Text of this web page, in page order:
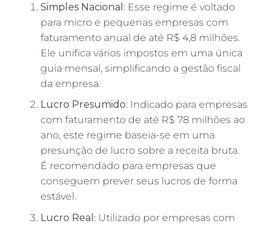
Simples Nacional : Esse regime é voltado
para micro e pequenas empresas com
faturamento anual de até R$ 4,8 milhões.
Ele unifica vários impostos em uma única
guia mensal, simplificando a gestão fiscal
da empresa.
Lucro Presumido: Indicado para empresas
com faturamento de até R$ 78 milhões ao
ano, este regime baseia-se em uma
presunção de lucro sobre a receita bruta.
É recomendado para empresas que
conseguem prever seus lucros de forma
estável.
Lucro Real : Utilizado por empresas com